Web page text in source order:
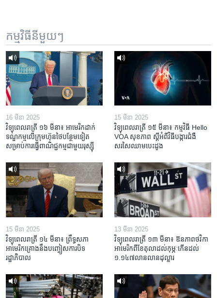
កម្មវិធី​នីមួយៗ
16 មីនា 2025
វិទ្យុពេលរាត្រី ១៦ មីនា៖ អាមេរិក​ដាក់​
ទណ្ឌកម្ម​លើ​ក្រុមហ៊ុន​ថៃ​បន្ថែម​ទៀត​
សម្រាប់​ការ​ធ្វើ​ពាណិជ្ជកម្ម​ជាមួយ​រុស្ស៊ី
15 មីនា 2025
វិទ្យុពេលរាត្រី ១៥ មីនា៖ កម្មវិធី ​Hello
VOA សុខភាព ស្ដី​អំពី​វិធី​បង្ការ​ជំងឺ​
សរសៃ​ឈាម​បេះដូង
15 មីនា 2025
វិទ្យុពេលរាត្រី ១៤ មីនា៖ ព្រឹទ្ធសភា
អាមេរិកគ្រោងនឹងបញ្ចៀសការបិទ
រដ្ឋាភិបាល
13 មីនា 2025
វិទ្យុពេលរាត្រី ១៣ មីនា៖ ឱនភាព​ថវិកា​
អាមេរិក​ពី​ខែ​តុលា​ដល់​កុម្ភៈ​កើន​ដល់​
១.១៤៧​លានលាន​ដុល្លារ